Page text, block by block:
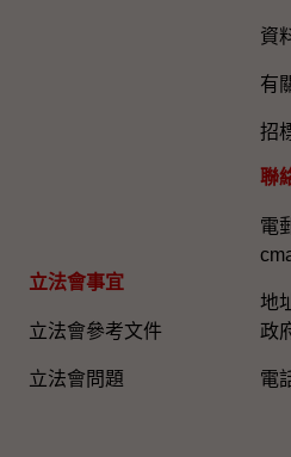
立法會事宜
立法會參考文件
立法會問題
資
有
招
聯
電
地
政
電